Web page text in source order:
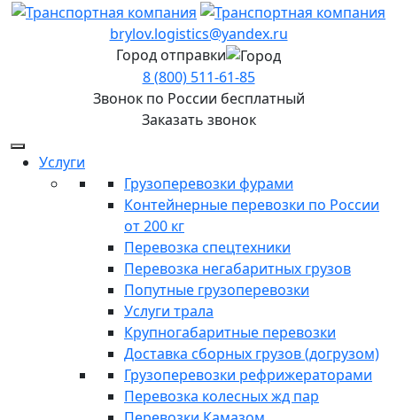
brylov.logistics@yandex.ru
Город отправки
8 (800) 511-61-85
Звонок по России бесплатный
Заказать звонок
Услуги
Грузоперевозки фурами
Контейнерные перевозки по России
от 200 кг
Перевозка спецтехники
Перевозка негабаритных грузов
Попутные грузоперевозки
Услуги трала
Крупногабаритные перевозки
Доставка сборных грузов (догрузом)
Грузоперевозки рефрижераторами
Перевозка колесных жд пар